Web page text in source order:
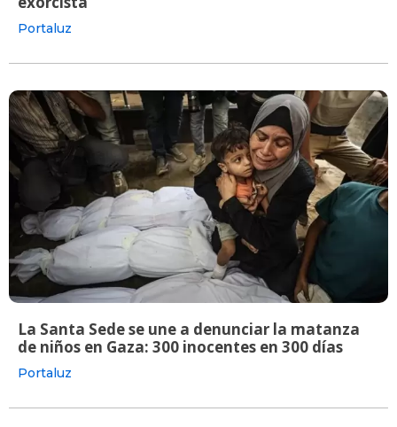
Portaluz
La Santa Sede se une a denunciar la matanza
de niños en Gaza: 300 inocentes en 300 días
Portaluz